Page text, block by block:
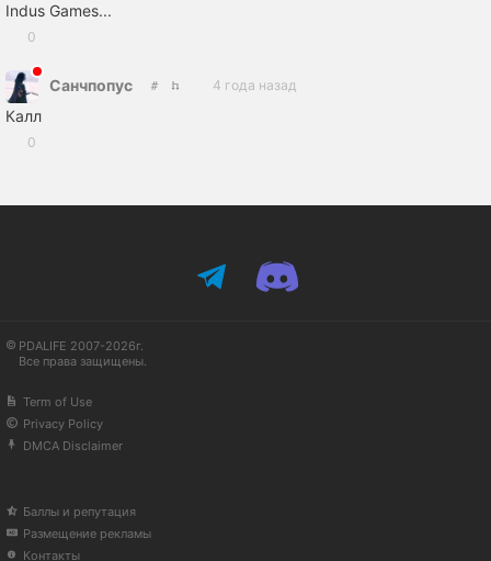
Indus Games...
0
Санчпопус 4 года назад
Калл
0
PDALIFE 2007-2026г.
Все права защищены.
Term of Use
Privacy Policy
DMCA Disclaimer
Баллы и репутация
Размещение рекламы
Контакты